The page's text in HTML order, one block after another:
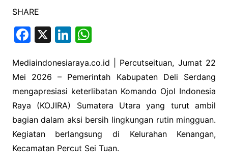
SHARE
F
c
e
b
o
o
k
X Li
k
e
dI
n
W
at
s
A
p
p
Mediaindonesiaraya.co.id | Percutseituan, Jumat 22
Mei 2026 – Pemerintah Kabupaten Deli Serdang
mengapresiasi keterlibatan Komando Ojol Indonesia
Raya (KOJIRA) Sumatera Utara yang turut ambil
bagian dalam aksi bersih lingkungan rutin mingguan.
Kegiatan berlangsung di Kelurahan Kenangan,
Kecamatan Percut Sei Tuan.